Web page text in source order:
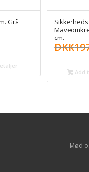
Grå
cm.
DKK
Add
Mød